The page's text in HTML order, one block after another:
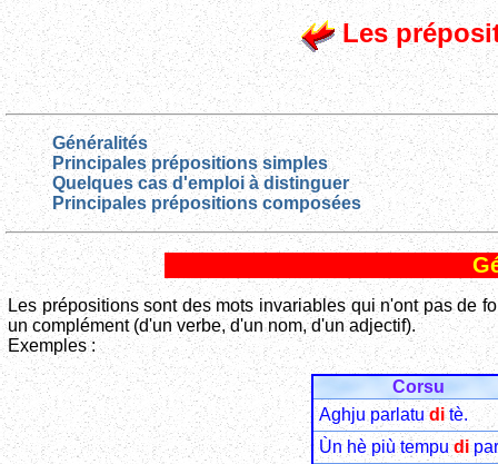
Les
Généralités
Principales prépositions simples
Quelques cas d'emploi à distinguer
Principales prépositions composées
Les prépositions sont des mots invariables qui n'ont pas de
un complément (d'un verbe, d'un nom, d'un adjectif).
Exemples :
Corsu
Aghju parlatuditè.
Ùn hè più tempudi